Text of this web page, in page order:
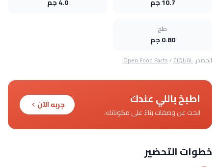
ملح
0.80 جم
المصدر: Open Food Facts/CIQUAL
اطبخ باللي عندك
ابحث عن وصفات بناءً على مكوناتك.
جربه الآن
خطوات التحضير